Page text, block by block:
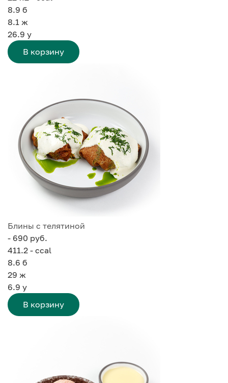
8.9 б
8.1 ж
26.9 у
В корзину
Блины с телятиной
- 690 руб.
411.2 - ccal
8.6 б
29 ж
6.9 у
В корзину